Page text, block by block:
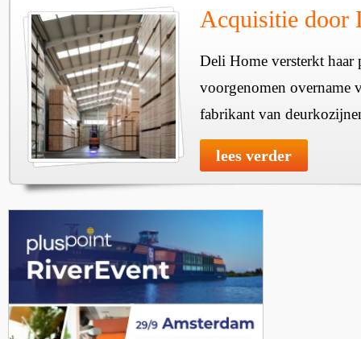
Acquisitie door
Deli Home versterkt haar
voorgenomen overname
fabrikant van
lees verder